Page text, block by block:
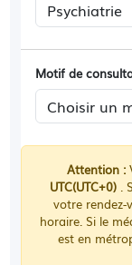
Motif de
Attention :
UTC(UTC+0) .
votre rendez-
horaire. Si le
est en